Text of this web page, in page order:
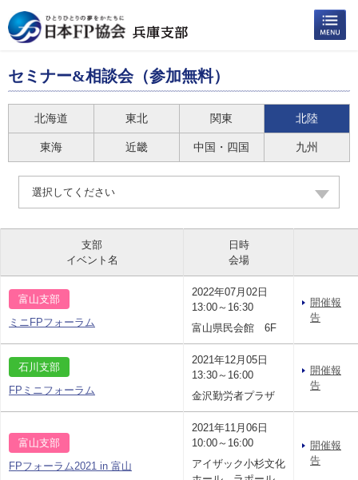
セミナー&相談会（参加無料）
北海道 東北 関東 北陸
東海 近畿 中国・四国 九州
選択してください
支部
イベント名
日時
会場
富山支部
ミニFPフォーラム
2022年07月02日
13:00～16:30
富山県民会館 6F
開催報
告
石川支部
FPミニフォーラム
2021年12月05日
13:30～16:00
金沢勤労者プラザ
開催報
告
富山支部
FPフォーラム2021 in 富山
2021年11月06日
10:00～16:00
アイザック小杉文化
開催報
告